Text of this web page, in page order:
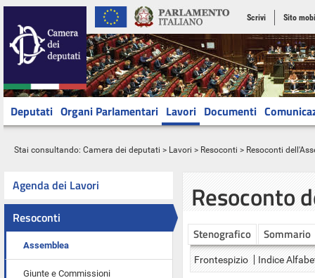
Scrivi Sito
Deputati Organi Parlamentari Lavori Documenti
Stai consultando: Camera dei deputati > Lavori > Resoconti > Resoconti
Agenda dei Lavori
Resoconti
Assemblea
Giunte e Commissioni
Resoconto
Stenografico Sommario
Frontespizio Indice